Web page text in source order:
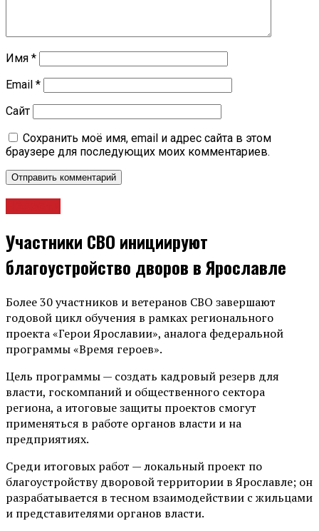
Имя *
Email *
Сайт
Сохранить моё имя, email и адрес сайта в этом
браузере для последующих моих комментариев.
Участники СВО инициируют
благоустройство дворов в Ярославле
Более 30 участников и ветеранов СВО завершают
годовой цикл обучения в рамках регионального
проекта «Герои Ярославии», аналога федеральной
программы «Время героев».
Цель программы — создать кадровый резерв для
власти, госкомпаний и общественного сектора
региона, а итоговые защиты проектов смогут
применяться в работе органов власти и на
предприятиях.
Среди итоговых работ — локальный проект по
благоустройству дворовой территории в Ярославле; он
разрабатывается в тесном взаимодействии с жильцами
и представителями органов власти.